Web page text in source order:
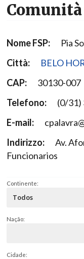
Recursos
Comunità
Nome FSP:
Pia
Città:
BELO
CAP:
30130-007
Telefono:
(0/31)
E-mail:
Indirizzo:
Av.
Funcionarios
Continente:
Nação:
Cidade: